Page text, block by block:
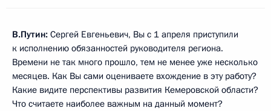
В.Путин: Сергей Евгеньевич, Вы с 1 апреля приступили
к исполнению обязанностей руководителя региона.
Времени не так много прошло, тем не менее уже несколько
месяцев. Как Вы сами оцениваете вхождение в эту работу?
Какие видите перспективы развития Кемеровской области?
Что считаете наиболее важным на данный момент?